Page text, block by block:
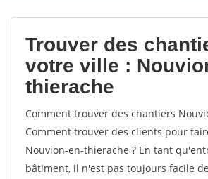
votes
Trouver des
votre ville :
thierache
Comment trouver des chantiers
Comment trouver des clients pour
Nouvion-en-thierache ? En tant
bâtiment, il n'est pas toujours facile